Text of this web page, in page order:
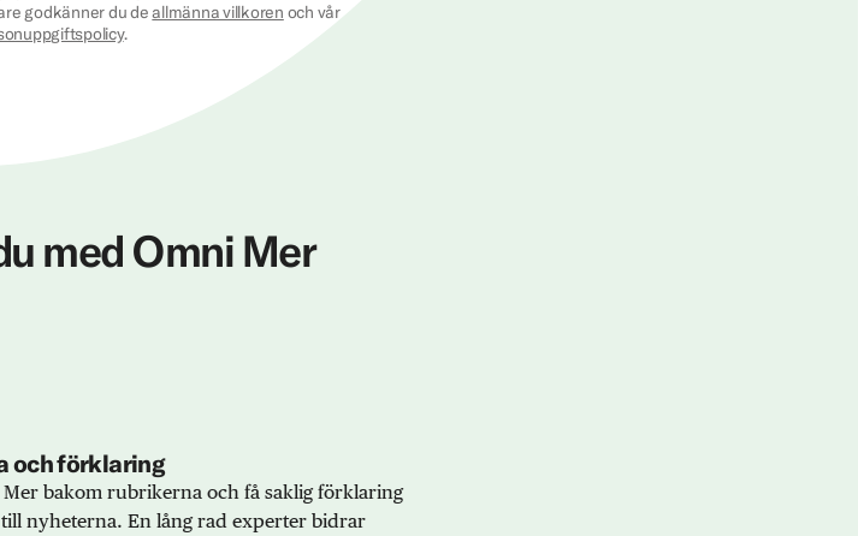
godkänner du deallmänna villkoren och vår
.
med Omni Mer
och förklaring
Mer bakom rubrikerna och få saklig förklaring
nyheterna. En lång rad experter bidrar